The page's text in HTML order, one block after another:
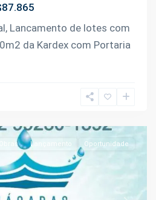
Lancamento de lotes com
da Kardex com Portaria
Lançamento Oportunidade